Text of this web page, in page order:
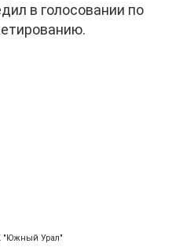
в голосовании по
"Южный Урал"